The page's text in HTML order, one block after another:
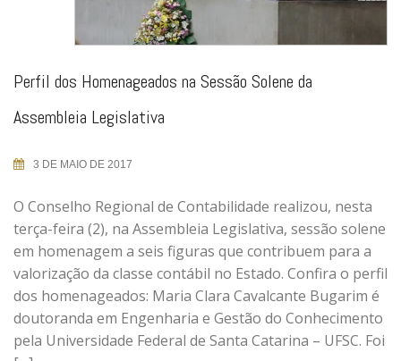
Perfil dos Homenageados na Sessão Solene da
Assembleia Legislativa
3 DE MAIO DE 2017
O Conselho Regional de Contabilidade realizou, nesta
terça-feira (2), na Assembleia Legislativa, sessão solene
em homenagem a seis figuras que contribuem para a
valorização da classe contábil no Estado. Confira o perfil
dos homenageados: Maria Clara Cavalcante Bugarim é
doutoranda em Engenharia e Gestão do Conhecimento
pela Universidade Federal de Santa Catarina – UFSC. Foi